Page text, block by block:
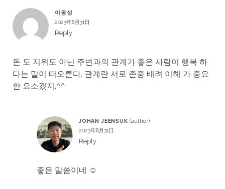
이동성
2023年8月31日
Reply
돈 도 지위도 아닌 주변과의 관계가 좋은 사람이 행복 하
다는 말이 떠오른다. 관계란 서로 존중 배려 이해 가 중요
한 요소겠지.^^
JOHAN JEENSUK
2023年8月31日
Reply
좋은 말씀이네 ☺